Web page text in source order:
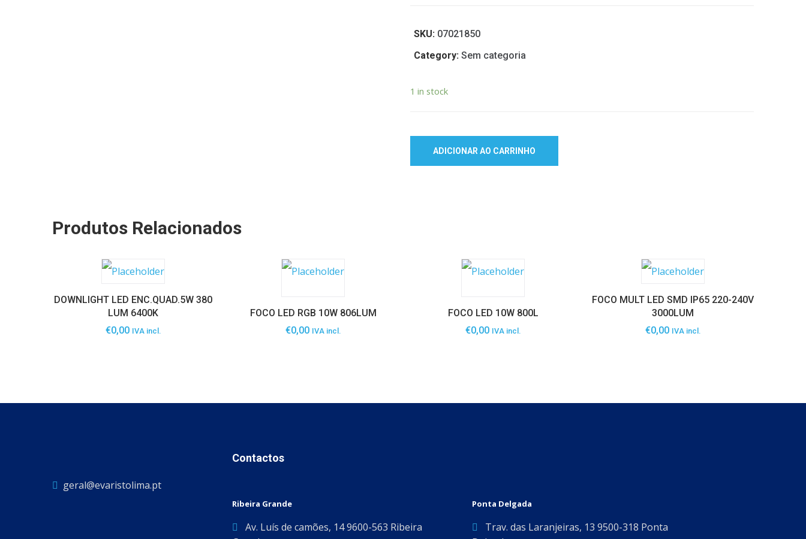
SKU: 07021850
Category: Sem categoria
1 in stock
ADICIONAR AO CARRINHO
Produtos Relacionados
DOWNLIGHT LED ENC.QUAD.5W 380
LUM 6400K
€0,00 IVA incl.
FOCO LED RGB 10W 806LUM
€0,00 IVA incl.
FOCO LED 10W 800L
€0,00 IVA incl.
FOCO MULT LED SMD IP65 220-240V
3000LUM
€0,00 IVA incl.
geral@evaristolima.pt
Contactos
Ribeira Grande
Av. Luís de camões, 14 9600-563 Ribeira
Ponta Delgada
Trav. das Laranjeiras, 13 9500-318 Ponta